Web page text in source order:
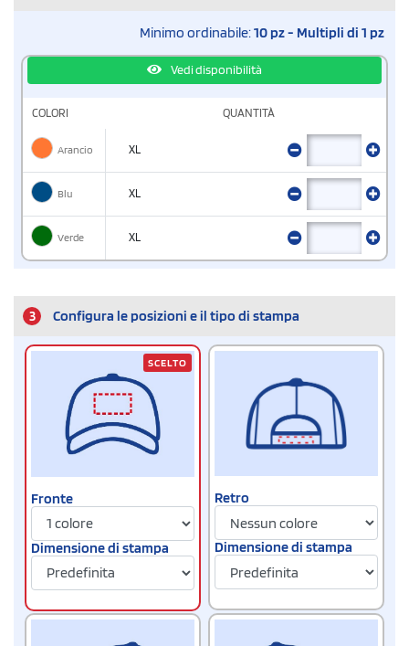
Minimo ordinabile:10 pz - Multipli di 1 pz
Vedi disponibilità
COLORI QUANTITÀ
Arancio XL
Blu XL
Verde XL
3 Configura le posizioni e il tipo di stampa
Fronte
Dimensione di stampa
SCELTO
Retro
Dimensione di stampa